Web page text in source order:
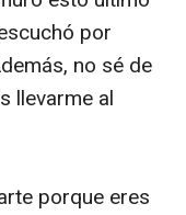
por
no sé de
llevarme al
porque eres